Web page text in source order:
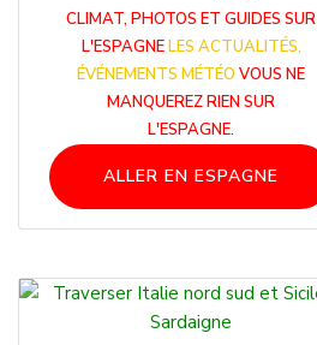
CLIMAT, PHOTOS ET GUIDES SUR
L'ESPAGNELES ACTUALITÉS,
ÉVÉNEMENTS MÉTÉO VOUS NE
MANQUEREZ RIEN SUR
L'ESPAGNE.
ALLER EN ESPAGNE